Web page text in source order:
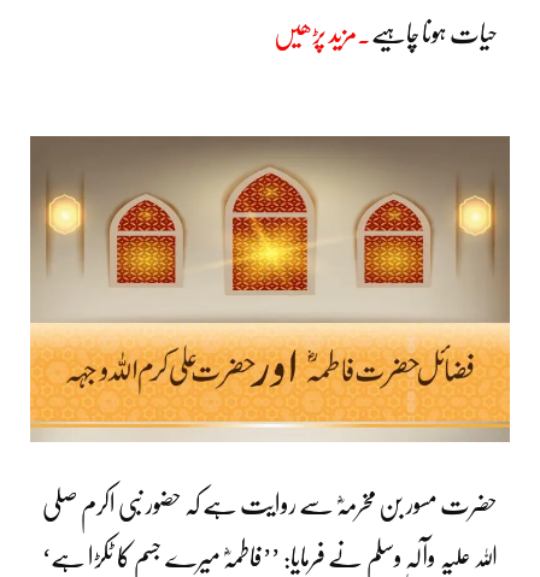
حیات ہونا چاہیے ۔مزید پڑھیں
حضرت مسور بن مخرمہؓ سے روایت ہے کہ حضور نبی اکرم صلی
اللہ علیہ وآلہٖ وسلم نے فرمایا: ’’فاطمہؓ میرے جسم کا ٹکڑا ہے‘